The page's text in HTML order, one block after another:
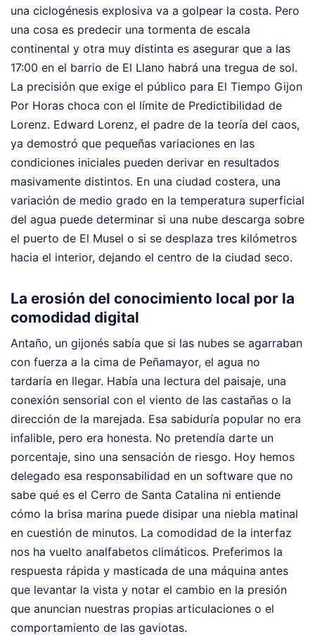
una ciclogénesis explosiva va a golpear la costa. Pero
una cosa es predecir una tormenta de escala
continental y otra muy distinta es asegurar que a las
17:00 en el barrio de El Llano habrá una tregua de sol.
La precisión que exige el público para El Tiempo Gijon
Por Horas choca con el límite de Predictibilidad de
Lorenz. Edward Lorenz, el padre de la teoría del caos,
ya demostró que pequeñas variaciones en las
condiciones iniciales pueden derivar en resultados
masivamente distintos. En una ciudad costera, una
variación de medio grado en la temperatura superficial
del agua puede determinar si una nube descarga sobre
el puerto de El Musel o si se desplaza tres kilómetros
hacia el interior, dejando el centro de la ciudad seco.
La erosión del conocimiento local por la
comodidad digital
Antaño, un gijonés sabía que si las nubes se agarraban
con fuerza a la cima de Peñamayor, el agua no
tardaría en llegar. Había una lectura del paisaje, una
conexión sensorial con el viento de las castañas o la
dirección de la marejada. Esa sabiduría popular no era
infalible, pero era honesta. No pretendía darte un
porcentaje, sino una sensación de riesgo. Hoy hemos
delegado esa responsabilidad en un software que no
sabe qué es el Cerro de Santa Catalina ni entiende
cómo la brisa marina puede disipar una niebla matinal
en cuestión de minutos. La comodidad de la interfaz
nos ha vuelto analfabetos climáticos. Preferimos la
respuesta rápida y masticada de una máquina antes
que levantar la vista y notar el cambio en la presión
que anuncian nuestras propias articulaciones o el
comportamiento de las gaviotas.